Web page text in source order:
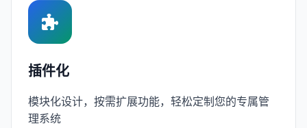
插件化
模块化设计，按需扩展功能，轻松定制您的专属管
理系统